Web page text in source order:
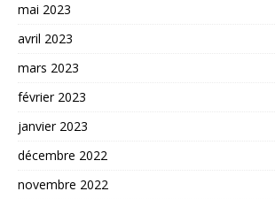
mai 2023
avril 2023
mars 2023
février 2023
janvier 2023
décembre 2022
novembre 2022